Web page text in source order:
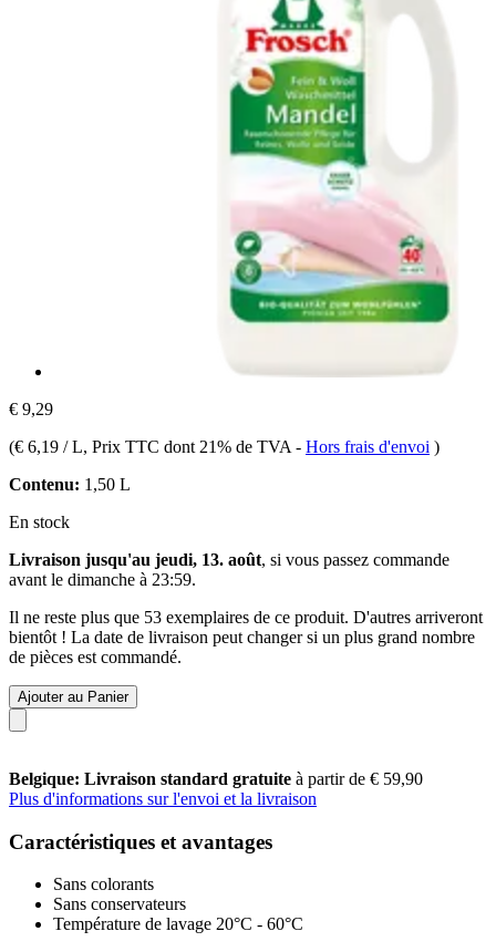
€ 9,29
(€ 6,19 / L, Prix TTC dont 21% de TVA - Hors frais d'envoi )
Contenu: 1,50 L
En stock
Livraison jusqu'au jeudi, 13. août, si vous passez commande
avant le dimanche à 23:59.
Il ne reste plus que 53 exemplaires de ce produit. D'autres arriveront
bientôt ! La date de livraison peut changer si un plus grand nombre
de pièces est commandé.
Ajouter au Panier
Belgique: Livraison standard gratuite à partir de € 59,90
Plus d'informations sur l'envoi et la livraison
Caractéristiques et avantages
Sans colorants
Sans conservateurs
Température de lavage 20°C - 60°C